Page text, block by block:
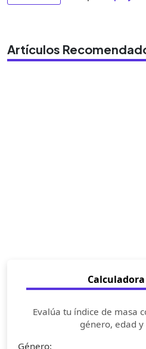
Artículos
Evalúa tu índice de masa
género, edad
Género: